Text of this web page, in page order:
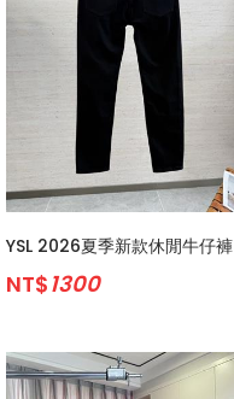
YSL 2026夏季新款休閒牛仔褲
NT$1300